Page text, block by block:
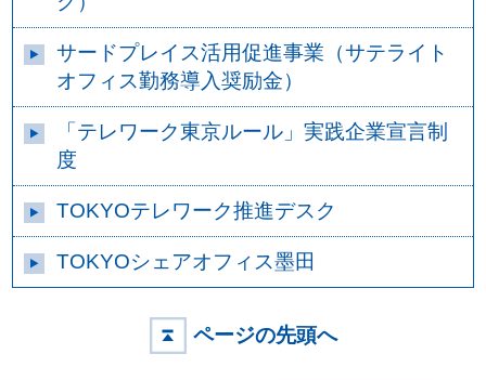
サードプレイス活用促進事業（サテライト
オフィス勤務導入奨励金）
「テレワーク東京ルール」実践企業宣言制
度
TOKYOテレワーク推進デスク
TOKYOシェアオフィス墨田
ページの先頭へ